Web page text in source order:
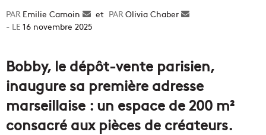
Emilie Camoin
Envoyer
un
et Olivia Chaber
16 novembre 2025
Bobby, le dépôt-vente parisien,
inaugure sa première adresse
marseillaise : un espace de 200 m²
consacré aux pièces de créateurs.